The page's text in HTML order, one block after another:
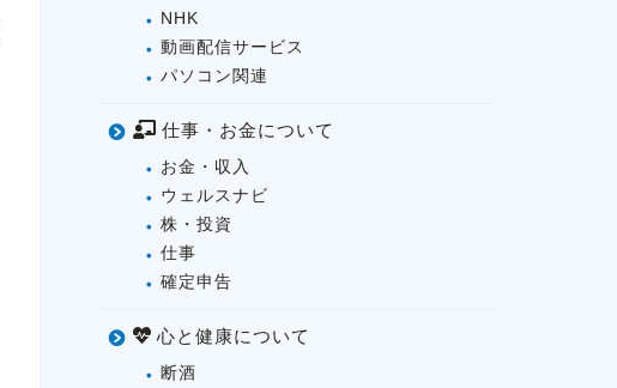
NHK
動画配信サービス
パソコン関連
仕事・お金について
お金・収入
ウェルスナビ
株・投資
仕事
確定申告
心と健康について
断酒